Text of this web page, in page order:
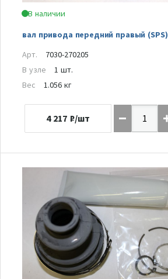
В наличии
вал привода передний правый (SPS)
Арт.
7030-270205
В узле
1 шт.
Вес
1.056 кг
4 217 ₽/шт